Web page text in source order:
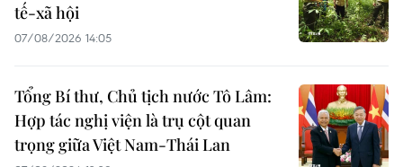
tế-xã hội
07/08/2026 14:05
Tổng Bí thư, Chủ tịch nước Tô Lâm:
Hợp tác nghị viện là trụ cột quan
trọng giữa Việt Nam-Thái Lan